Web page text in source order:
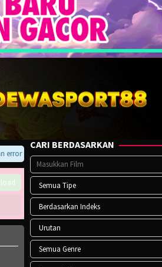
player atau saat download, hubungi kami di
CARI BERDASARKAN